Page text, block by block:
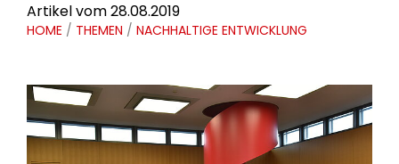
Artikel vom 28.08.2019
HOME / THEMEN / NACHHALTIGE ENTWICKLUNG